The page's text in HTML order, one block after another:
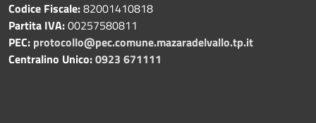
Codice Fiscale:82001410818
Partita IVA:00257580811
PEC: protocollo@pec.comune.mazaradelvallo.tp.it
Centralino Unico:0923 671111